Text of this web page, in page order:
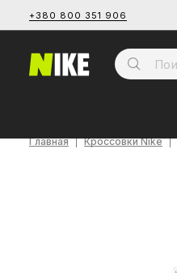
+380 800 351 906
Главная Кроссовки Nike